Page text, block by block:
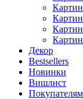
Декор
Bestsellers
Новинки
Вишлист
Покупателям